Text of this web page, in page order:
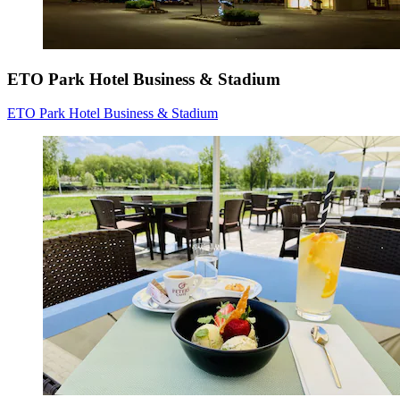
ETO Park Hotel Business & Stadium
ETO Park Hotel Business & Stadium